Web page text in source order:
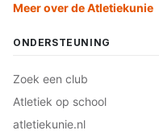
Meer over de Atletiekunie
ONDERSTEUNING
Zoek een club
Atletiek op school
atletiekunie.nl